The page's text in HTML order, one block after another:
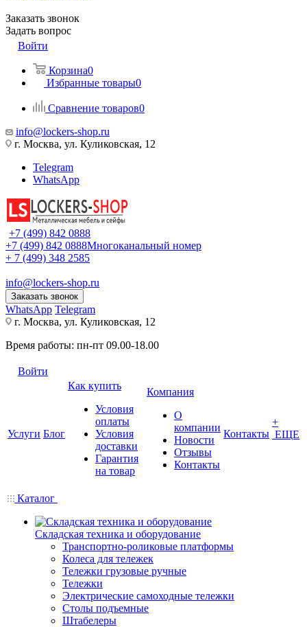
Заказать звонок
Задать вопрос
Войти
Корзина0
Избранные товары0
Сравнение товаров0
info@lockers-shop.ru
г. Москва, ул. Куликовская, 12
Telegram
WhatsApp
+7 (499) 842 0888
+7 (499) 842 0888Многоканальный номер
+ 7 (499) 348 2585
info@lockers-shop.ru
Заказать звонок
WhatsApp Telegram
г. Москва, ул. Куликовская, 12
Время работы: пн-пт 09.00-18.00
Войти
Услуги Блог
Как купить
Условия
оплаты
Условия
доставки
Гарантия
на товар
Компания
О
компании
Новости
Отзывы
Контакты
Контакты
+
ЕЩЕ
Каталог
Складская техника и оборудование
Транспортно-роликовые платформы
Колеса для тележек
Тележки грузовые ручные
Тележки
Электрические самоходные тележки
Столы подъемные
Штабелеры